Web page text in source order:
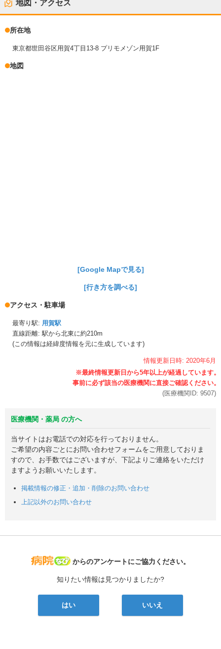
地図・アクセス
所在地
東京都世田谷区用賀4丁目13-8 プリモメゾン用賀1F
地図
[Google Mapで見る]
[行き方を調べる]
アクセス・駐車場
最寄り駅: 用賀駅
直線距離: 駅から北東に約210m
(この情報は経緯度情報を元に生成しています)
情報更新日時: 2020年6月
(医療機関ID: 9507)
医療機関・薬局 の方へ
当サイトはお電話での対応を行っておりません。
ご希望の内容ごとにお問い合わせフォームをご用意しておりま
すので、お手数ではございますが、下記よりご連絡をいただけ
ますようお願いいたします。
掲載情報の修正・追加・削除のお問い合わせ
上記以外のお問い合わせ
病院なび
からのアンケートにご協力ください。
知りたい情報は見つかりましたか?
はい いいえ